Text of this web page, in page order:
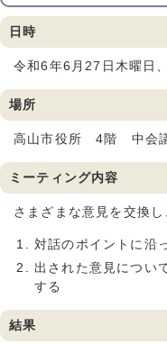
日時
令和6年6月27日木曜日
場所
高山市役所 4階 中会
ミーティング内容
さまざまな意見を交換
対話のポイントに沿
出された意見につい
する
結果